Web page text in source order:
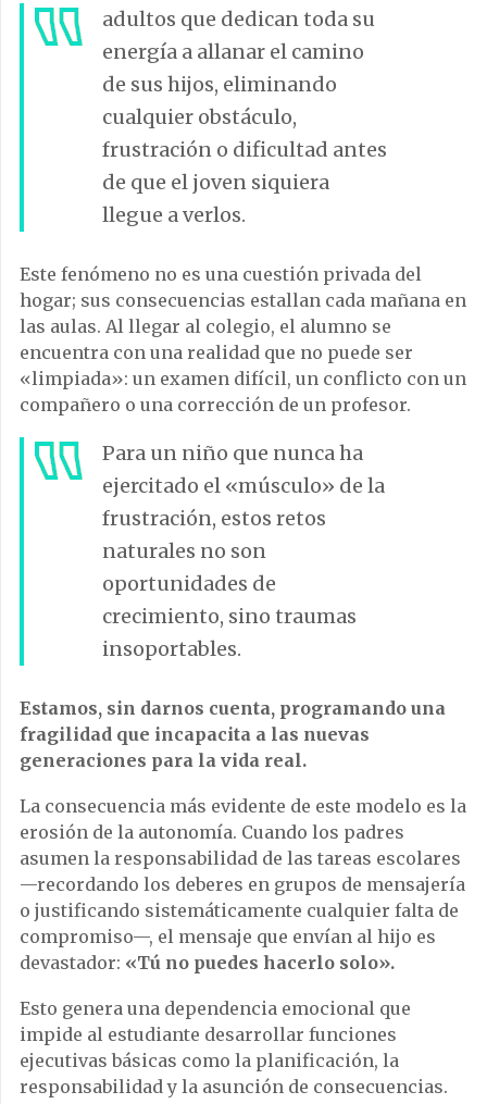
adultos que dedican toda su
energía a allanar el camino
de sus hijos, eliminando
cualquier obstáculo,
frustración o dificultad antes
de que el joven siquiera
llegue a verlos.
Este fenómeno no es una cuestión privada del
hogar; sus consecuencias estallan cada mañana en
las aulas. Al llegar al colegio, el alumno se
encuentra con una realidad que no puede ser
«limpiada»: un examen difícil, un conflicto con un
compañero o una corrección de un profesor.
Para un niño que nunca ha
ejercitado el «músculo» de la
frustración, estos retos
naturales no son
oportunidades de
crecimiento, sino traumas
insoportables.
Estamos, sin darnos cuenta, programando una
fragilidad que incapacita a las nuevas
generaciones para la vida real.
La consecuencia más evidente de este modelo es la
erosión de la autonomía. Cuando los padres
asumen la responsabilidad de las tareas escolares
—recordando los deberes en grupos de mensajería
o justificando sistemáticamente cualquier falta de
compromiso—, el mensaje que envían al hijo es
devastador: «Tú no puedes hacerlo solo».
Esto genera una dependencia emocional que
impide al estudiante desarrollar funciones
ejecutivas básicas como la planificación, la
responsabilidad y la asunción de consecuencias.